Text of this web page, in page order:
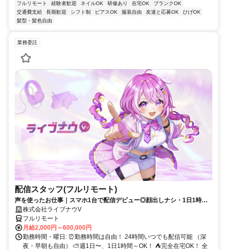
フルリモート
経験者歓迎 ネイルOK 研修あり 在宅OK
ブランクOK
交通費支給
長期歓迎 シフト制 ピアスOK 服装自由 友達と応募OK
ひげOK
髪型・髪色自由
業務委託
配信スタッフ(フルリモート)
声を使ったお仕事｜スマホ1台で配信デビュー◎顔出しナシ・1日1時間
～OK♪
株式会社ライブナウV
フルリモート
月給2,000円～600,000円
勤務時間・曜日: ⏰勤務時間は自由！ 24時間いつでも配信可能 （深
夜・早朝も自由） ⛅週1日〜、1日1時間～OK！ ⛺完全在宅OK！ 全